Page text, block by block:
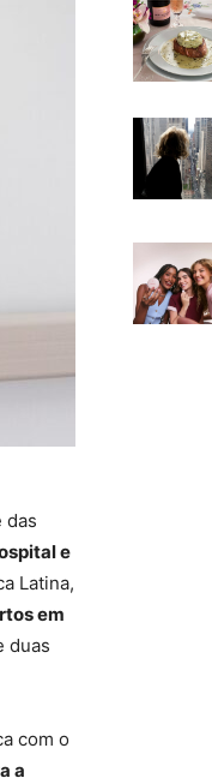
das
e
Latina,
em
duas
com o
a